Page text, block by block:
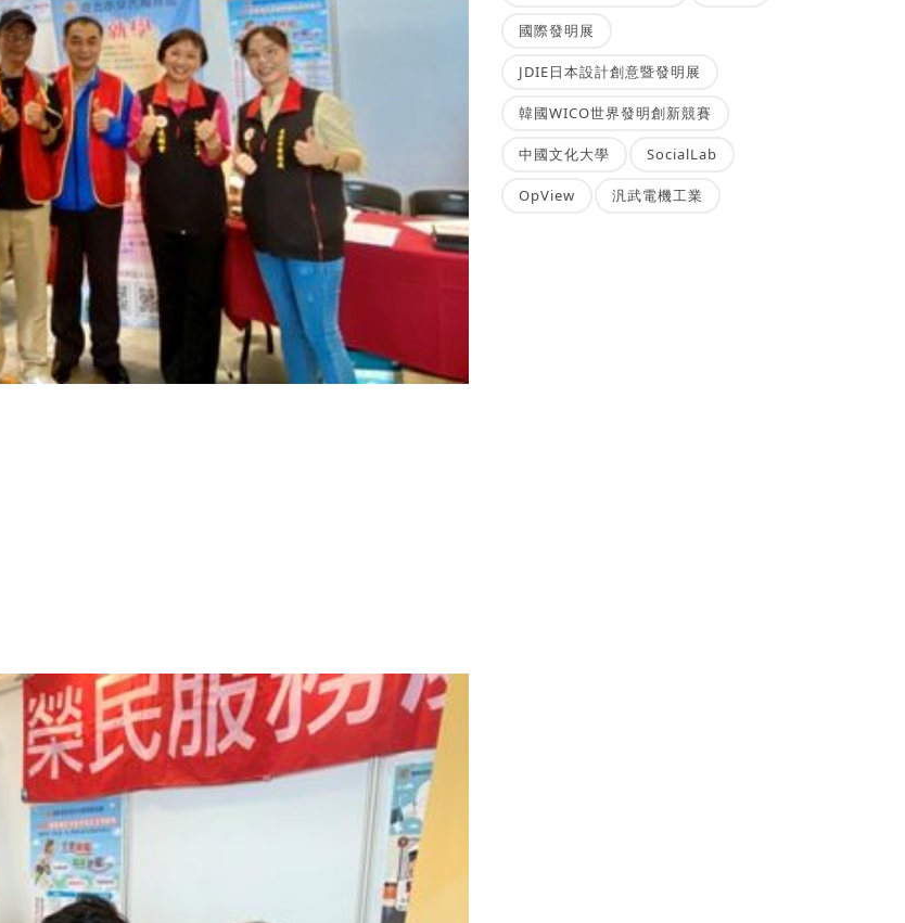
國際發明展
JDIE日本設計創意暨發明展
韓國WICO世界發明創新競賽
中國文化大學 SocialLab
OpView 汎武電機工業